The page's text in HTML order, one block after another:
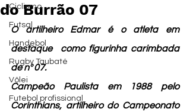
Ciclismo
Futsal
Handebol
Rugby Taubaté
Vôlei
Futebol profissional
do Burrão 07
O artilheiro Edmar é o atleta em
destaque  como figurinha carimbada
de nº 07.
Campeão Paulista em 1988 pelo
Corinthians, artilheiro do Campeonato